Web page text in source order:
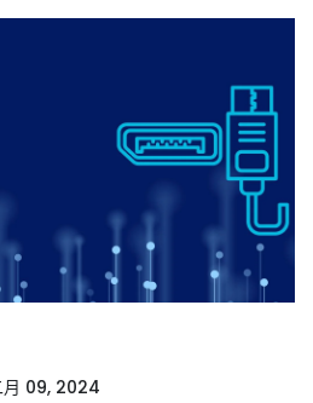
09, 2024